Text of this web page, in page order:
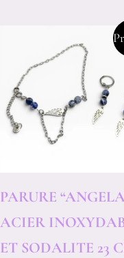
PARURE
ACIER
ET SODALITE 23
prix
initial
21,00€.
prix
actuel
est :
10,50€.